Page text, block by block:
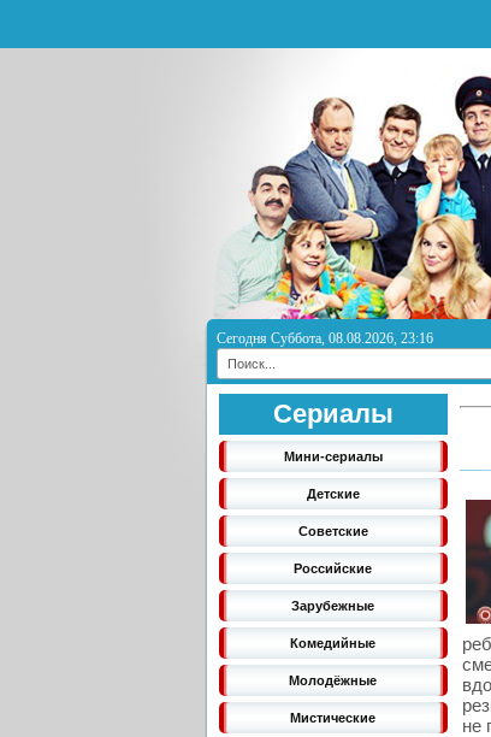
Сегодня Суббота, 08.08.2026, 23:16
Сериалы
Мини-сериалы
Детские
Советские
Российские
Зарубежные
Комедийные
Молодёжные
Мистические
не